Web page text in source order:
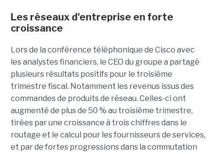
Les réseaux d'entreprise en forte
croissance
Lors de la conférence téléphonique de Cisco avec
les analystes financiers, le CEO du groupe a partagé
plusieurs résultats positifs pour le troisième
trimestre fiscal. Notamment les revenus issus des
commandes de produits de réseau. Celles-ci ont
augmenté de plus de 50 % au troisième trimestre,
tirées par une croissance à trois chiffres dans le
routage et le calcul pour les fournisseurs de services,
et par de fortes progressions dans la commutation